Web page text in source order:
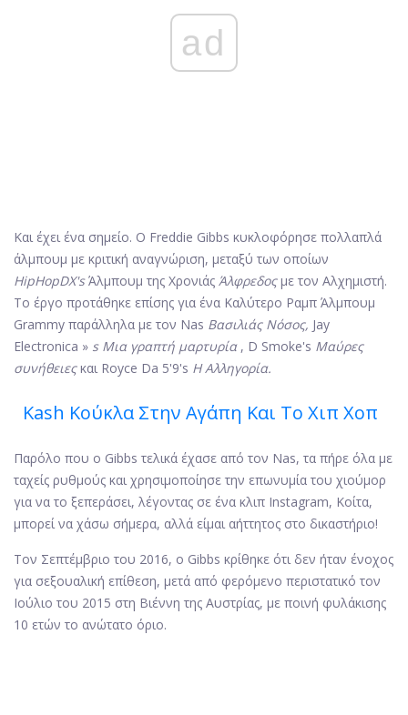
ad
Και έχει ένα σημείο. Ο Freddie Gibbs κυκλοφόρησε πολλαπλά
άλμπουμ με κριτική αναγνώριση, μεταξύ των οποίων
HipHopDX'sΆλμπουμ της Χρονιάς Άλφρεδοςμε τον Αλχημιστή.
Το έργο προτάθηκε επίσης για ένα Καλύτερο Ραμπ Άλμπουμ
Grammy παράλληλα με τον Nas Βασιλιάς Νόσος, Jay
Electronica » s Μια γραπτή μαρτυρία, D Smoke's Μαύρες
συνήθειεςκαι Royce Da 5'9's Η Αλληγορία.
Kash Κούκλα Στην Αγάπη Και Το Χιπ Χοπ
Παρόλο που ο Gibbs τελικά έχασε από τον Nas, τα πήρε όλα με
ταχείς ρυθμούς και χρησιμοποίησε την επωνυμία του χιούμορ
για να το ξεπεράσει, λέγοντας σε ένα κλιπ Instagram, Κοίτα,
μπορεί να χάσω σήμερα, αλλά είμαι αήττητος στο δικαστήριο!
Τον Σεπτέμβριο του 2016, ο Gibbs κρίθηκε ότι δεν ήταν ένοχος
για σεξουαλική επίθεση, μετά από φερόμενο περιστατικό τον
Ιούλιο του 2015 στη Βιέννη της Αυστρίας, με ποινή φυλάκισης
10 ετών το ανώτατο όριο.